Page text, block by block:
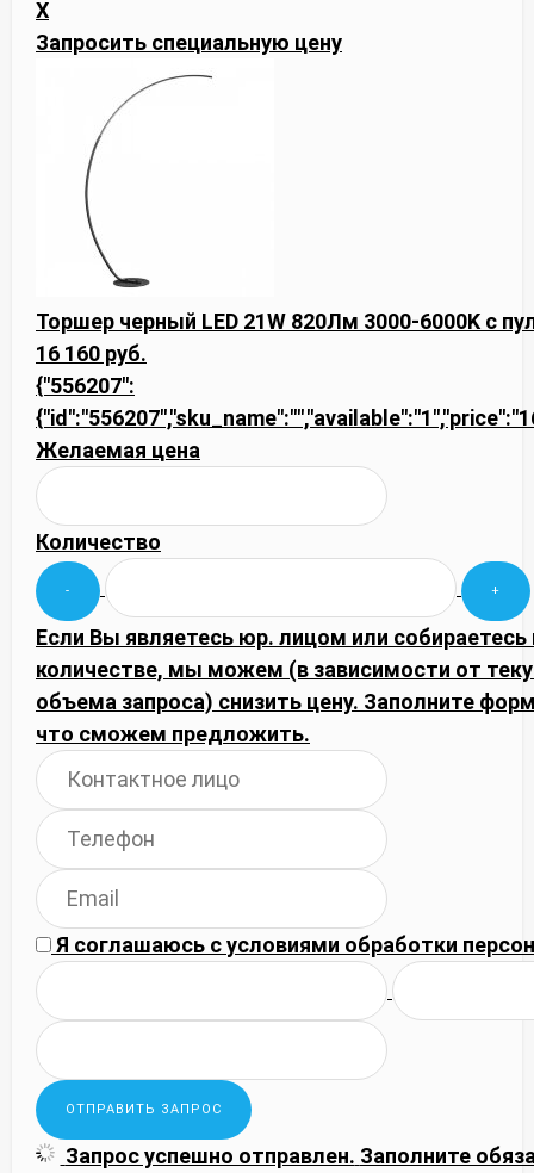
X
Запросить специальную цену
Торшер черный LED 21W 820Лм 3000-6000K с
16 160 руб.
{"556207":
Желаемая цена
Количество
Если Вы являетесь юр. лицом или
количестве, мы можем (в зависимости от
объема запроса) снизить цену. Заполните
что сможем предложить.
Я соглашаюсь сусловиями обработки
Запрос успешно отправлен. Заполните